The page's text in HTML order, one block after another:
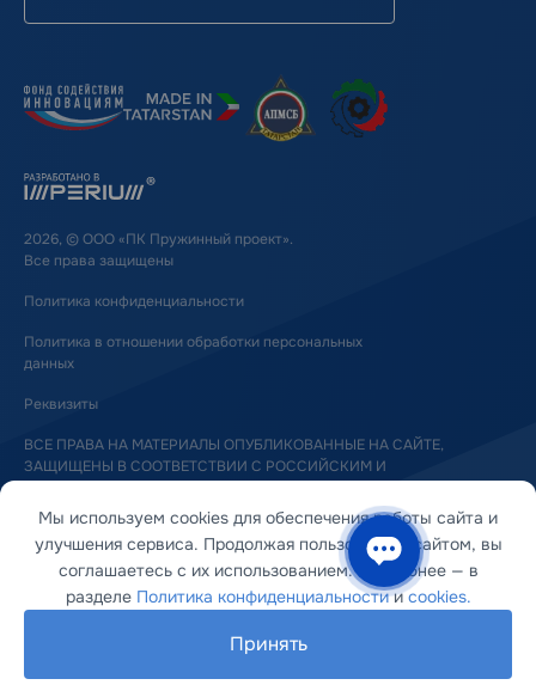
2026, © ООО «ПК Пружинный проект».
Все права защищены
Политика конфиденциальности
Политика в отношении обработки персональных
данных
Реквизиты
ВСЕ ПРАВА НА МАТЕРИАЛЫ ОПУБЛИКОВАННЫЕ НА САЙТЕ,
ЗАЩИЩЕНЫ В СООТВЕТСТВИИ С РОССИЙСКИМ И
И СМЕЖНЫХ ПРАВАХ
Мы используем cookies для обеспечения работы сайта и
улучшения сервиса. Продолжая пользоваться сайтом, вы
соглашаетесь с их использованием. Подробнее — в
разделе Политика конфиденциальностииcookies.
Принять